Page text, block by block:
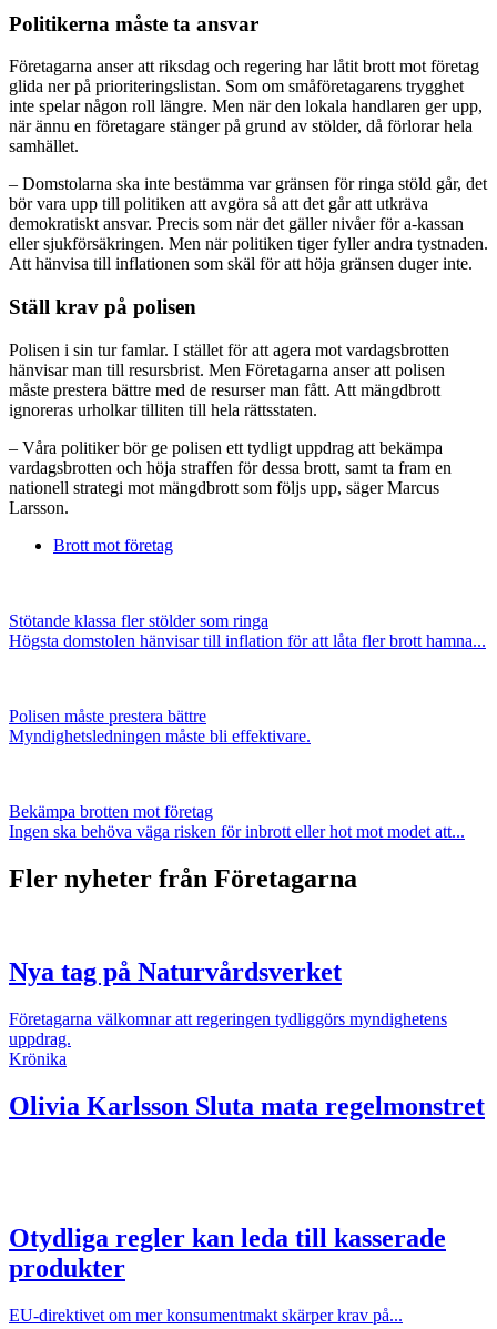
Politikerna måste ta ansvar
Företagarna anser att riksdag och regering har låtit brott mot företag
glida ner på prioriteringslistan. Som om småföretagarens trygghet
inte spelar någon roll längre. Men när den lokala handlaren ger upp,
när ännu en företagare stänger på grund av stölder, då förlorar hela
samhället.
– Domstolarna ska inte bestämma var gränsen för ringa stöld går, det
bör vara upp till politiken att avgöra så att det går att utkräva
demokratiskt ansvar. Precis som när det gäller nivåer för a-kassan
eller sjukförsäkringen. Men när politiken tiger fyller andra tystnaden.
Att hänvisa till inflationen som skäl för att höja gränsen duger inte.
Ställ krav på polisen
Polisen i sin tur famlar. I stället för att agera mot vardagsbrotten
hänvisar man till resursbrist. Men Företagarna anser att polisen
måste prestera bättre med de resurser man fått. Att mängdbrott
ignoreras urholkar tilliten till hela rättsstaten.
– Våra politiker bör ge polisen ett tydligt uppdrag att bekämpa
vardagsbrotten och höja straffen för dessa brott, samt ta fram en
nationell strategi mot mängdbrott som följs upp, säger Marcus
Larsson.
Brott mot företag
Stötande klassa fler stölder som ringa
Högsta domstolen hänvisar till inflation för att låta fler brott hamna...
Polisen måste prestera bättre
Myndighetsledningen måste bli effektivare.
Bekämpa brotten mot företag
Ingen ska behöva väga risken för inbrott eller hot mot modet att...
Fler nyheter från Företagarna
Nya tag på Naturvårdsverket
Företagarna välkomnar att regeringen tydliggörs myndighetens
uppdrag.
Krönika
Olivia Karlsson Sluta mata regelmonstret
Otydliga regler kan leda till kasserade
produkter
EU-direktivet om mer konsumentmakt skärper krav på...